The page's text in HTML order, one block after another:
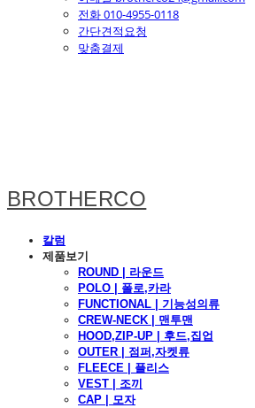
전화 010-4955-0118
간단견적요청
맞춤결제
BROTHERCO
칼럼
제품보기
ROUND | 라운드
POLO | 폴로,카라
FUNCTIONAL | 기능성의류
CREW-NECK | 맨투맨
HOOD,ZIP-UP | 후드,집업
OUTER | 점퍼,자켓류
FLEECE | 플리스
VEST | 조끼
CAP | 모자